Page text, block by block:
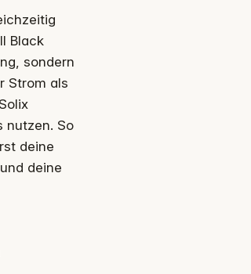
Black
sondern
Strom als
nutzen. So
deine
deine